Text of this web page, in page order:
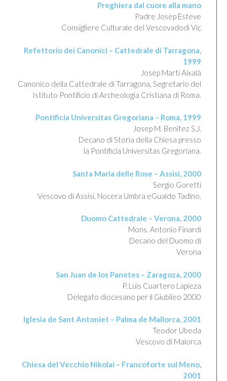
Preghiera dal cuore alla mano
Padre Josep Esteve
Consigliere Culturale del Vescovadodi Vic
Refettorio dei Canonici – Cattedrale di Tarragona,
1999
Josep Marti Aixalà
Canonico della Cattedrale di Tarragona, Segretario del
Istituto Pontificio di Archeologia Cristiana di Roma.
Pontificia Universitas Gregoriana – Roma, 1999
Josep M. Benítez S.J.
Decano di Storia della Chiesa presso
la Pontificia Universitas Gregoriana.
Santa Maria delle Rose – Assisi, 2000
Sergio Goretti
Vescovo di Assisi, Nocera Umbra eGualdo Tadino.
Duomo Cattedrale – Verona, 2000
Mons. Antonio Finardi
Decano del Duomo di
Verona
San Juan de los Panetes – Zaragoza, 2000
P. Luis Cuartero Lapieza
Delegato diocesano per il Giubileo 2000
Iglesia de Sant Antoniet – Palma de Mallorca, 2001
Teodor Ubeda
Vescovo di Maiorca
Chiesa del Vecchio Nikolai – Francoforte sul Meno,
2001